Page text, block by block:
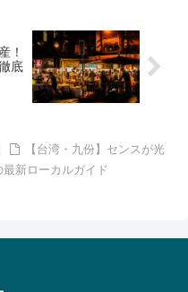
！
底
【台湾・九份】センスが光
新ローカルガイド